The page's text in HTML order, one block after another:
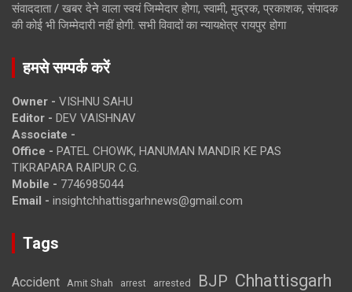
संवाददाता / खबर देने वाला स्वयं जिम्मेदार होगा, स्वामी, मुद्रक, प्रकाशक, संपादक
की कोई भी जिम्मेदारी नहीं होगी. सभी विवादों का न्यायक्षेत्र रायपुर होगा
हमसे सम्पर्क करें
Owner - VISHNU SAHU
Editor - DEV VAISHNAV
Associate -
Office - PATEL CHOWK, HANUMAN MANDIR KE PAS
TIKRAPARA RAIPUR C.G.
Mobile - 7746985044
Email - insightchhattisgarhnews@gmail.com
Tags
Accident Amit Shah arrest arrested BJP Chhattisgarh